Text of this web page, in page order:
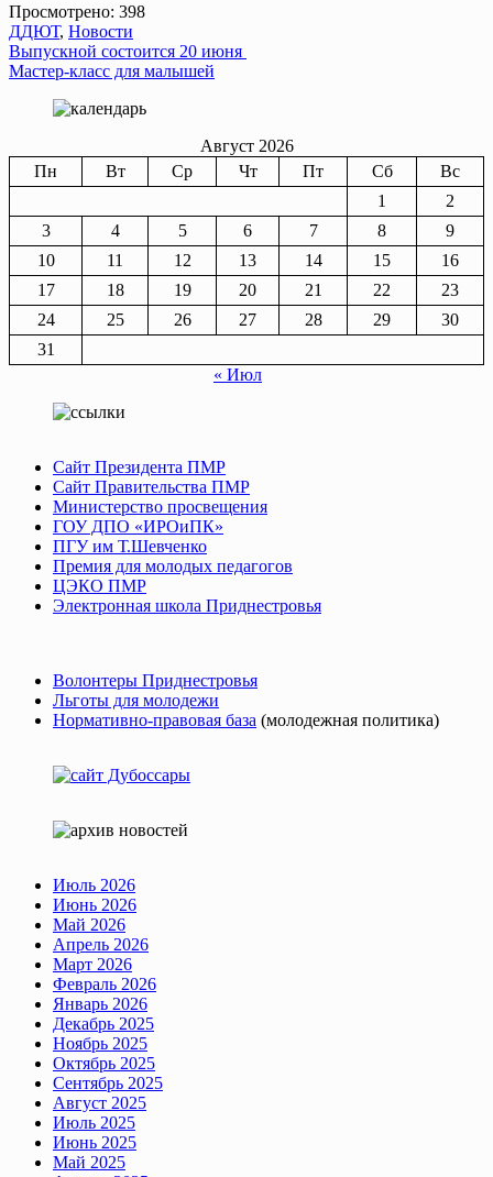
Просмотрено: 398
ДДЮТ, Новости
Навигация
по
записям
Выпускной состоится 20 июня
Мастер-класс для малышей
Август 2026
Пн
Вт Ср Чт Пт Сб
Вс
1
2
3
4 5 6 7 8
9
10
11 12 13 14 15
16
17
18 19 20 21 22
23
24
25 26 27 28 29
30
31
« Июл
Сайт Президента ПМР
Сайт Правительства ПМР
Министерство просвещения
ГОУ ДПО «ИРОиПК»
ПГУ им Т.Шевченко
Премия для молодых педагогов
ЦЭКО ПМР
Электронная школа Приднестровья
Волонтеры Приднестровья
Льготы для молодежи
Нормативно-правовая база (молодежная политика)
Июль 2026
Июнь 2026
Май 2026
Апрель 2026
Март 2026
Февраль 2026
Январь 2026
Декабрь 2025
Ноябрь 2025
Октябрь 2025
Сентябрь 2025
Август 2025
Июль 2025
Июнь 2025
Май 2025